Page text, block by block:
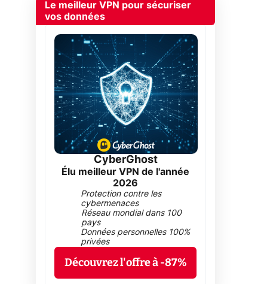
Le meilleur VPN pour sécuriser
vos données
CyberGhost
Élu meilleur VPN de l'année
2026
Protection contre les
cybermenaces
Réseau mondial dans 100
pays
Données personnelles 100%
privées
Découvrez l'offre à -87%